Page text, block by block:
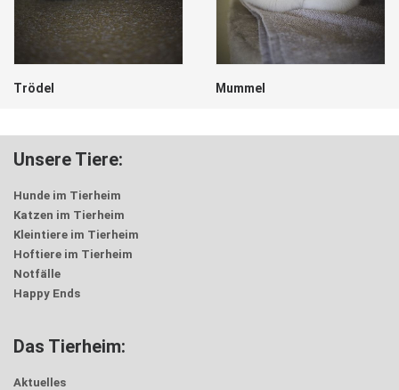
Trödel Mummel
Unsere Tiere:
Hunde im Tierheim
Katzen im Tierheim
Kleintiere im Tierheim
Hoftiere im Tierheim
Notfälle
Happy Ends
Das Tierheim:
Aktuelles